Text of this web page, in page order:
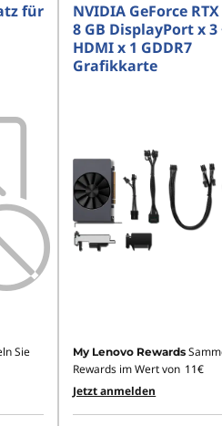
für
Sie
NVIDIA GeForce
8 GB DisplayPort x 3
HDMI x 1 GDDR7
Grafikkarte
My Lenovo Rewards
Rewards im Wert von 11€
Jetzt anmelden